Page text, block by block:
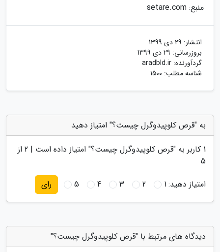
منبع: setare.com
انتشار: 29 دی 1399
بروزرسانی: 29 دی 1399
گردآورنده: aradbld.ir
شناسه مطلب: 1500
به "قرص کلوپیدوگرل چیست؟" امتیاز دهید
1 کاربر به "قرص کلوپیدوگرل چیست؟" امتیاز داده است | 2 از
5
امتیاز دهید:1
2
3
4
5 رای
دیدگاه های مرتبط با "قرص کلوپیدوگرل چیست؟"